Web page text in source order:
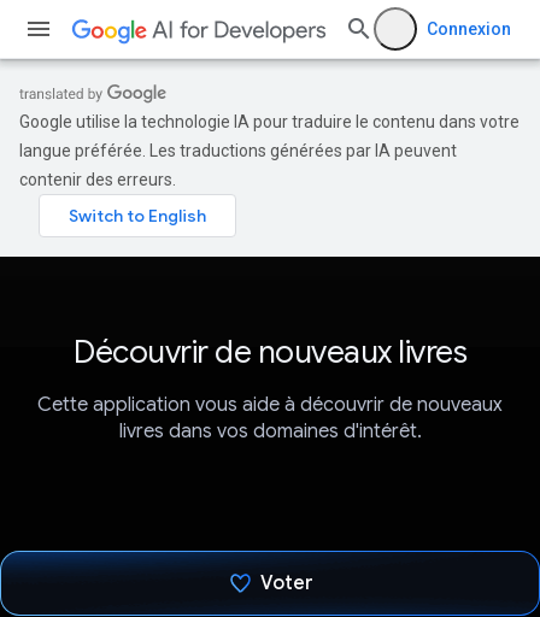
Connexion
Google utilise la technologie IA pour traduire le contenu dans votre
langue préférée. Les traductions générées par IA peuvent
contenir des erreurs.
Découvrir de nouveaux livres
Cette application vous aide à découvrir de nouveaux
livres dans vos domaines d'intérêt.
Voter